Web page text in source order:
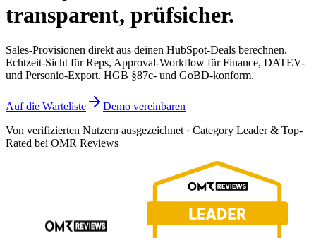
transparent, prüfsicher.
Sales-Provisionen direkt aus deinen HubSpot-Deals berechnen.
Echtzeit-Sicht für Reps, Approval-Workflow für Finance, DATEV-
und Personio-Export. HGB §87c- und GoBD-konform.
Auf die Warteliste
Demo vereinbaren
Von verifizierten Nutzern ausgezeichnet · Category Leader & Top-
Rated bei OMR Reviews